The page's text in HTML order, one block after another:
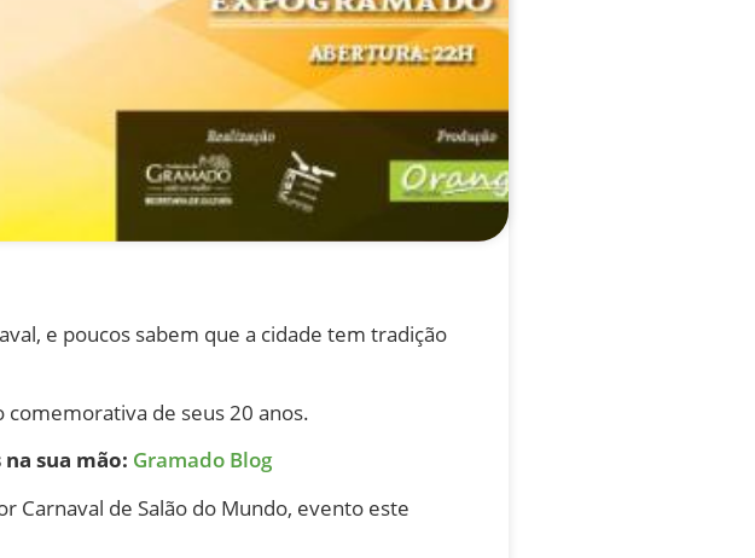
e poucos sabem que a cidade tem tradição
comemorativa de seus 20 anos.
sua mão: Gramado Blog
Carnaval de Salão do Mundo, evento este